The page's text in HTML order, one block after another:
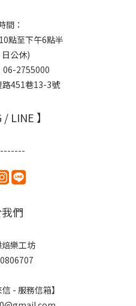
間：
點至下午6點半
公休)
06-2755000
路451巷13-3號
/ LINE 】
們
樂工坊
- 服務信箱】